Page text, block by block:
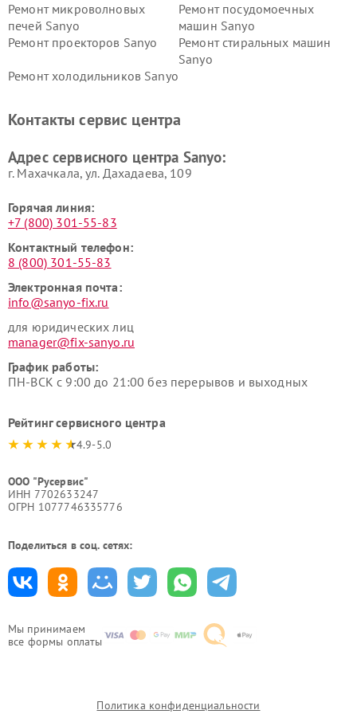
Мы принимаем
все формы оплаты
Ремонт микроволновых
печей Sanyo
Ремонт посудомоечных
машин Sanyo
Ремонт проекторов Sanyo
Ремонт стиральных машин
Sanyo
Ремонт холодильников Sanyo
Контакты сервис центра
Адрес сервисного центра Sanyo:
г. Махачкала, ул. Дахадаева, 109
Горячая линия:
+7 (800) 301-55-83
Контактный телефон:
8 (800) 301-55-83
Электронная почта:
info@sanyo-fix.ru
для юридических лиц
manager@fix-sanyo.ru
График работы:
ПН-ВСК с 9:00 до 21:00 без перерывов и выходных
Рейтинг сервисного центра
4.9-5.0
ООО "Русервис"
ИНН 7702633247
ОГРН 1077746335776
Поделиться в соц. сетях:
Политика конфиденциальности